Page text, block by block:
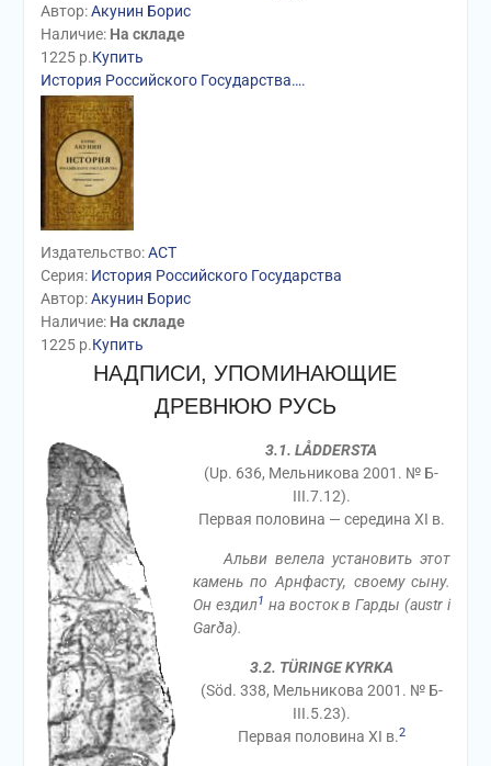
Автор:Акунин Борис
Наличие: На складе
1225р.Купить
История Российского Государства….
Издательство:АСТ
Серия: История Российского Государства
Автор:Акунин Борис
Наличие: На складе
1225р.Купить
НАДПИСИ, УПОМИНАЮЩИЕ
ДРЕВНЮЮ РУСЬ
3.1. LÅDDERSTA
(Up. 636, Мельникова 2001. № Б-
III.7.12).
Первая половина — середина XI в.
Альви велела установить этот
камень по Арнфасту, своему сыну.
Он ездил1 на восток в Гарды (austr i
Garða).
3.2. TÜRINGE KYRKA
(Söd. 338, Мельникова 2001. № Б-
III.5.23).
Первая половина XI в.2